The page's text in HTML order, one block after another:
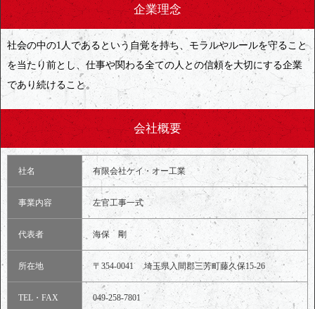
企業理念
社会の中の1人であるという自覚を持ち、モラルやルールを守ること
を当たり前とし、仕事や関わる全ての人との信頼を大切にする企業
であり続けること。
会社概要
社名 有限会社ケイ・オー工業
事業内容 左官工事一式
代表者 海保 剛
所在地 〒354-0041 埼玉県入間郡三芳町藤久保15-26
TEL・FAX 049-258-7801